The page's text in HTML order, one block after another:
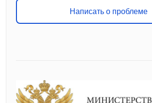
Написать о проблеме